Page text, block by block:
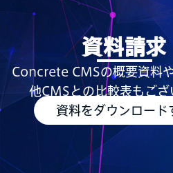
資料請求
Concrete CMSの概要資料
他CMSとの比較表もござ
資料をダウンロード